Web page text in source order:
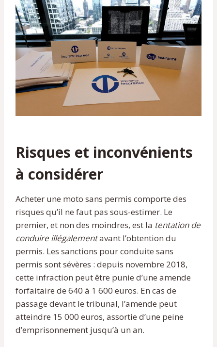
Risques et inconvénients
à considérer
Acheter une moto sans permis comporte des
risques qu’il ne faut pas sous-estimer. Le
premier, et non des moindres, est la tentation de
conduire illégalementavant l’obtention du
permis. Les sanctions pour conduite sans
permis sont sévères : depuis novembre 2018,
cette infraction peut être punie d’une amende
forfaitaire de 640 à 1 600 euros. En cas de
passage devant le tribunal, l’amende peut
atteindre 15 000 euros, assortie d’une peine
d’emprisonnement jusqu’à un an.